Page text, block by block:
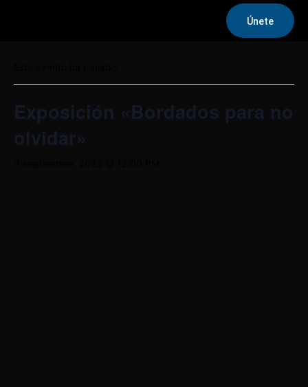
Únete
Exposición «Bordados para no
olvidar»